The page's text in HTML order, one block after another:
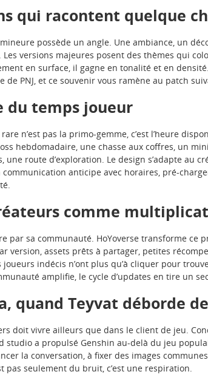
qui racontent quelque
possède un angle. Une ambiance, un
versions majeures posent des thèmes qui
en surface, il gagne en tonalité et en
de PNJ, et ce souvenir vous ramène au patch
du temps joueur
n’est pas la primo-gemme, c’est l’heure
hebdomadaire, une chasse aux coffres, un
une route d’exploration. Le design s’adapte au
anticipe avec horaires, pré-
comme
par sa communauté. HoYoverse transforme ce
version, assets prêts à partager, petites
joueurs indécis n’ont plus qu’à cliquer pour
amplifie, le cycle d’updates en tire un
quand Teyvat déborde
doit vivre ailleurs que dans le client de jeu.
studio a propulsé Genshin au-delà du jeu
la conversation, à fixer des images
pas seulement du bruit, c’est une respiration.